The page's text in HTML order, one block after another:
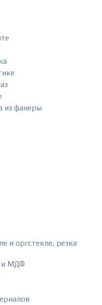
из фанеры
и оргстекле, резка
и МДФ